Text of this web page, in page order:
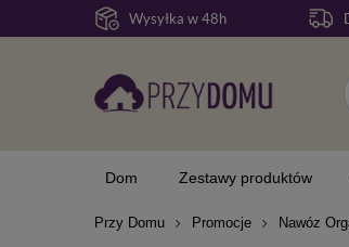
Wysyłka w 48h
Dom Zestawy produktów
Przy Domu Promocje Nawóz